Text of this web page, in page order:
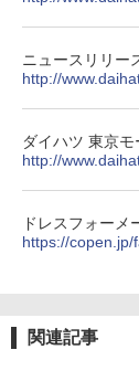
ニュースリリー
http://
ダイハツ 東京
http://
ドレスフォーメ
https://copen.jp/
関連記事